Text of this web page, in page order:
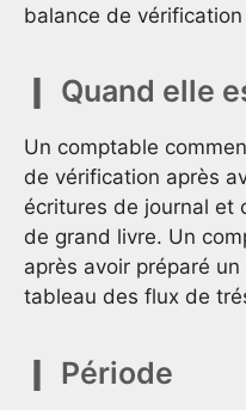
balance de vérification
Quand elle
Un comptable
de vérification après
écritures de journal et
de grand livre. Un
après avoir préparé
tableau des flux de
Période